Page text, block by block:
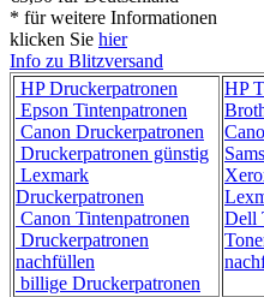
* für weitere Informationen
klicken Sie hier
Info zu Blitzversand
HP Druckerpatronen
Epson Tintenpatronen
Canon Druckerpatronen
Druckerpatronen günstig
Lexmark
Druckerpatronen
Canon Tintenpatronen
Druckerpatronen
nachfüllen
billige Druckerpatronen
HP
Dell